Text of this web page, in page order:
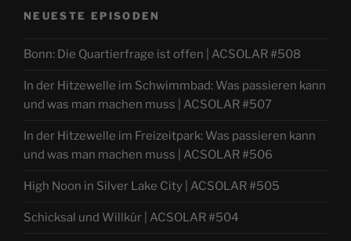
NEUESTE EPISODEN
Bonn: Die Quartierfrage ist offen | ACSOLAR #508
In der Hitzewelle im Schwimmbad: Was passieren kann
und was man machen muss | ACSOLAR #507
In der Hitzewelle im Freizeitpark: Was passieren kann
und was man machen muss | ACSOLAR #506
High Noon in Silver Lake City | ACSOLAR #505
Schicksal und Willkür | ACSOLAR #504